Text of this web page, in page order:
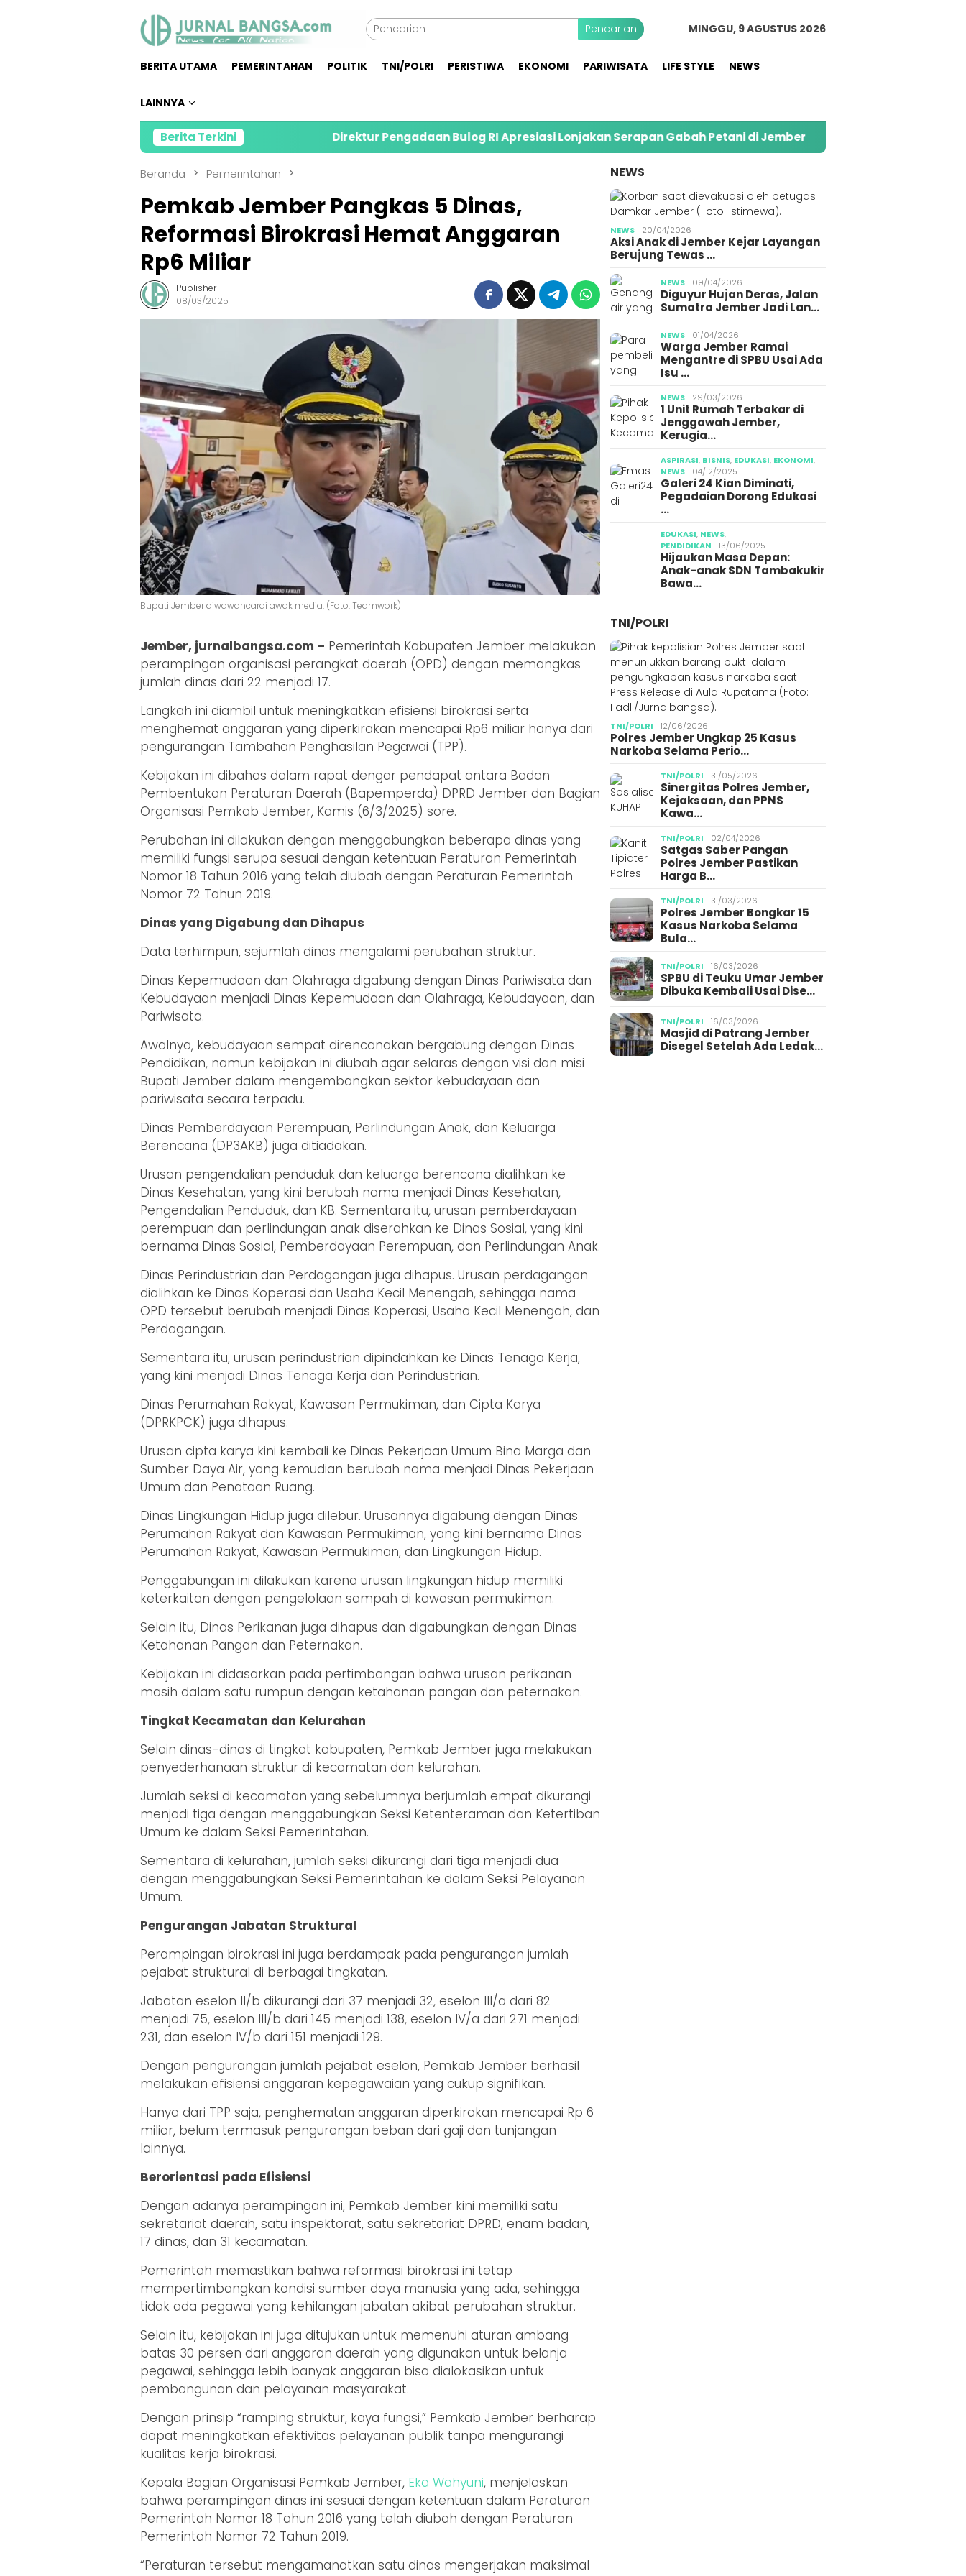
Pencarian MINGGU, 9 AGUSTUS 2026
BERITA UTAMA PEMERINTAHAN POLITIK TNI/POLRI PERISTIWA EKONOMI PARIWISATA LIFE STYLE NEWS
LAINNYA
Berita TerkiniDirektur Pengadaan Bulog RI Apresiasi Lonjakan Serapan Gabah Petani di Jember Kolaborasi Alfamart dan Sweety di
Beranda Pemerintahan
Pemkab Jember Pangkas 5 Dinas,
Reformasi Birokrasi Hemat Anggaran
Rp6 Miliar
Publisher
08/03/2025
Bupati Jember diwawancarai awak media. (Foto: Teamwork)
Jember, jurnalbangsa.com – Pemerintah Kabupaten Jember melakukan
perampingan organisasi perangkat daerah (OPD) dengan memangkas
jumlah dinas dari 22 menjadi 17.
Langkah ini diambil untuk meningkatkan efisiensi birokrasi serta
menghemat anggaran yang diperkirakan mencapai Rp6 miliar hanya dari
pengurangan Tambahan Penghasilan Pegawai (TPP).
Kebijakan ini dibahas dalam rapat dengar pendapat antara Badan
Pembentukan Peraturan Daerah (Bapemperda) DPRD Jember dan Bagian
Organisasi Pemkab Jember, Kamis (6/3/2025) sore.
Perubahan ini dilakukan dengan menggabungkan beberapa dinas yang
memiliki fungsi serupa sesuai dengan ketentuan Peraturan Pemerintah
Nomor 18 Tahun 2016 yang telah diubah dengan Peraturan Pemerintah
Nomor 72 Tahun 2019.
Dinas yang Digabung dan Dihapus
Data terhimpun, sejumlah dinas mengalami perubahan struktur.
Dinas Kepemudaan dan Olahraga digabung dengan Dinas Pariwisata dan
Kebudayaan menjadi Dinas Kepemudaan dan Olahraga, Kebudayaan, dan
Pariwisata.
Awalnya, kebudayaan sempat direncanakan bergabung dengan Dinas
Pendidikan, namun kebijakan ini diubah agar selaras dengan visi dan misi
Bupati Jember dalam mengembangkan sektor kebudayaan dan
pariwisata secara terpadu.
Dinas Pemberdayaan Perempuan, Perlindungan Anak, dan Keluarga
Berencana (DP3AKB) juga ditiadakan.
Urusan pengendalian penduduk dan keluarga berencana dialihkan ke
Dinas Kesehatan, yang kini berubah nama menjadi Dinas Kesehatan,
Pengendalian Penduduk, dan KB. Sementara itu, urusan pemberdayaan
perempuan dan perlindungan anak diserahkan ke Dinas Sosial, yang kini
bernama Dinas Sosial, Pemberdayaan Perempuan, dan Perlindungan Anak.
Dinas Perindustrian dan Perdagangan juga dihapus. Urusan perdagangan
dialihkan ke Dinas Koperasi dan Usaha Kecil Menengah, sehingga nama
OPD tersebut berubah menjadi Dinas Koperasi, Usaha Kecil Menengah, dan
Perdagangan.
Sementara itu, urusan perindustrian dipindahkan ke Dinas Tenaga Kerja,
yang kini menjadi Dinas Tenaga Kerja dan Perindustrian.
Dinas Perumahan Rakyat, Kawasan Permukiman, dan Cipta Karya
(DPRKPCK) juga dihapus.
Urusan cipta karya kini kembali ke Dinas Pekerjaan Umum Bina Marga dan
Sumber Daya Air, yang kemudian berubah nama menjadi Dinas Pekerjaan
Umum dan Penataan Ruang.
Dinas Lingkungan Hidup juga dilebur. Urusannya digabung dengan Dinas
Perumahan Rakyat dan Kawasan Permukiman, yang kini bernama Dinas
Perumahan Rakyat, Kawasan Permukiman, dan Lingkungan Hidup.
Penggabungan ini dilakukan karena urusan lingkungan hidup memiliki
keterkaitan dengan pengelolaan sampah di kawasan permukiman.
Selain itu, Dinas Perikanan juga dihapus dan digabungkan dengan Dinas
Ketahanan Pangan dan Peternakan.
Kebijakan ini didasarkan pada pertimbangan bahwa urusan perikanan
masih dalam satu rumpun dengan ketahanan pangan dan peternakan.
Tingkat Kecamatan dan Kelurahan
Selain dinas-dinas di tingkat kabupaten, Pemkab Jember juga melakukan
penyederhanaan struktur di kecamatan dan kelurahan.
Jumlah seksi di kecamatan yang sebelumnya berjumlah empat dikurangi
menjadi tiga dengan menggabungkan Seksi Ketenteraman dan Ketertiban
Umum ke dalam Seksi Pemerintahan.
Sementara di kelurahan, jumlah seksi dikurangi dari tiga menjadi dua
dengan menggabungkan Seksi Pemerintahan ke dalam Seksi Pelayanan
Umum.
Pengurangan Jabatan Struktural
Perampingan birokrasi ini juga berdampak pada pengurangan jumlah
pejabat struktural di berbagai tingkatan.
Jabatan eselon II/b dikurangi dari 37 menjadi 32, eselon III/a dari 82
menjadi 75, eselon III/b dari 145 menjadi 138, eselon IV/a dari 271 menjadi
231, dan eselon IV/b dari 151 menjadi 129.
Dengan pengurangan jumlah pejabat eselon, Pemkab Jember berhasil
melakukan efisiensi anggaran kepegawaian yang cukup signifikan.
Hanya dari TPP saja, penghematan anggaran diperkirakan mencapai Rp 6
miliar, belum termasuk pengurangan beban dari gaji dan tunjangan
lainnya.
Berorientasi pada Efisiensi
Dengan adanya perampingan ini, Pemkab Jember kini memiliki satu
sekretariat daerah, satu inspektorat, satu sekretariat DPRD, enam badan,
17 dinas, dan 31 kecamatan.
Pemerintah memastikan bahwa reformasi birokrasi ini tetap
mempertimbangkan kondisi sumber daya manusia yang ada, sehingga
tidak ada pegawai yang kehilangan jabatan akibat perubahan struktur.
Selain itu, kebijakan ini juga ditujukan untuk memenuhi aturan ambang
batas 30 persen dari anggaran daerah yang digunakan untuk belanja
pegawai, sehingga lebih banyak anggaran bisa dialokasikan untuk
pembangunan dan pelayanan masyarakat.
Dengan prinsip “ramping struktur, kaya fungsi,” Pemkab Jember berharap
dapat meningkatkan efektivitas pelayanan publik tanpa mengurangi
kualitas kerja birokrasi.
Kepala Bagian Organisasi Pemkab Jember, Eka Wahyuni, menjelaskan
bahwa perampingan dinas ini sesuai dengan ketentuan dalam Peraturan
Pemerintah Nomor 18 Tahun 2016 yang telah diubah dengan Peraturan
Pemerintah Nomor 72 Tahun 2019.
“Peraturan tersebut mengamanatkan satu dinas mengerjakan maksimal
NEWS
NEWS 20/04/2026
Aksi Anak di Jember Kejar Layangan
Berujung Tewas …
NEWS 09/04/2026
Diguyur Hujan Deras, Jalan
Sumatra Jember Jadi Lan…
NEWS 01/04/2026
Warga Jember Ramai
Mengantre di SPBU Usai Ada
Isu …
NEWS 29/03/2026
1 Unit Rumah Terbakar di
Jenggawah Jember,
Kerugia…
ASPIRASI, BISNIS, EDUKASI, EKONOMI,
NEWS
04/12/2025
Galeri 24 Kian Diminati,
Pegadaian Dorong Edukasi
…
EDUKASI, NEWS,
PENDIDIKAN
13/06/2025
Hijaukan Masa Depan:
Anak-anak SDN Tambakukir
Bawa…
TNI/POLRI
TNI/POLRI 12/06/2026
Polres Jember Ungkap 25 Kasus
Narkoba Selama Perio…
TNI/POLRI 31/05/2026
Sinergitas Polres Jember,
Kejaksaan, dan PPNS
Kawa…
TNI/POLRI 02/04/2026
Satgas Saber Pangan
Polres Jember Pastikan
Harga B…
TNI/POLRI 31/03/2026
Polres Jember Bongkar 15
Kasus Narkoba Selama
Bula…
TNI/POLRI 16/03/2026
SPBU di Teuku Umar Jember
Dibuka Kembali Usai Dise…
TNI/POLRI 16/03/2026
Masjid di Patrang Jember
Disegel Setelah Ada Ledak…